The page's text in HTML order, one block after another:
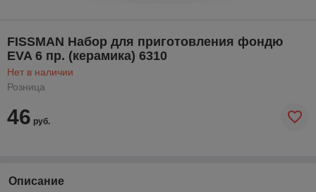
FISSMAN Набор для приготовления фондю
EVA 6 пр. (керамика) 6310
Нет в наличии
Розница
46 руб.
Описание